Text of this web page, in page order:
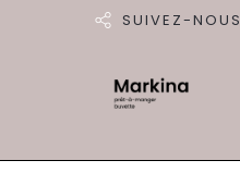
SUIVEZ-NOUS